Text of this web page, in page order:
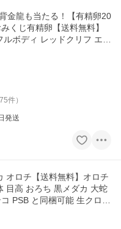
金龍も当たる！【有精卵20
くじ有精卵【送料無料】
ボディ レッドクリフ エメ
75件）
発送
オロチ【送料無料】オロチ
目高 おろち 黒メダカ 大蛇
PSB と同梱可能 生クロレ